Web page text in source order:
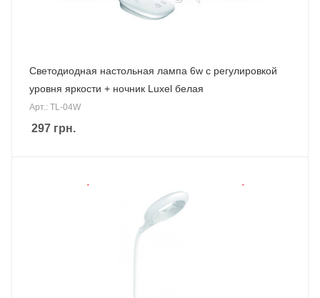
Светодиодная настольная лампа 6w с регулировкой
уровня яркости + ночник Luxel белая
Арт.: TL-04W
297 грн.